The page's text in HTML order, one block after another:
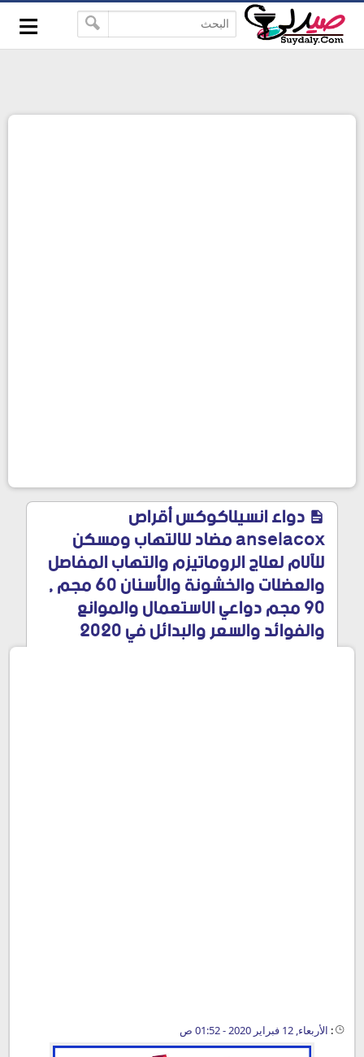
-->
google-site-verification=pbBDctPvwZJkSEHg2-
vmZ_yu86_9u3jQJgGN9H2FF9w
≡
دواء انسيلاكوكس أقراص
anselacox مضاد للالتهاب ومسكن
للآلام لعلاج الروماتيزم والتهاب المفاصل
والعضلات والخشونة والأسنان 60 مجم ,
90 مجم دواعي الاستعمال والموانع
والفوائد والسعر والبدائل في 2020
: الأربعاء, 12 فبراير 2020 - 01:52 ص